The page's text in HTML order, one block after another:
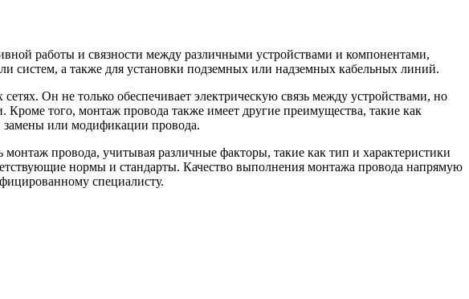
работы и связности между различными устройствами и компонентами,
систем, а также для установки подземных или надземных кабельных линий.
Он не только обеспечивает электрическую связь между устройствами, но
того, монтаж провода также имеет другие преимущества, такие как
замены или модификации провода.
провода, учитывая различные факторы, такие как тип и характеристики
нормы и стандарты. Качество выполнения монтажа провода напрямую
специалисту.